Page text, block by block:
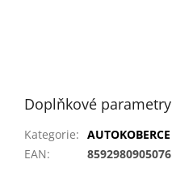
Doplňkové parametry
Kategorie: AUTOKOBERCE
EAN: 8592980905076